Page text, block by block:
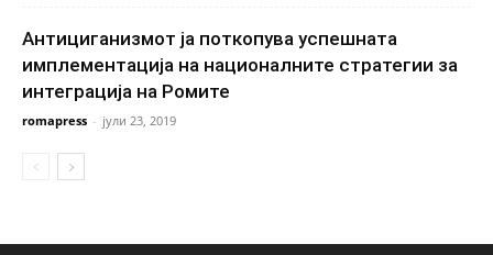
Антициганизмот ја поткопува успешната
имплементација на националните стратегии за
интеграција на Ромите
romapress - јули 23, 2019